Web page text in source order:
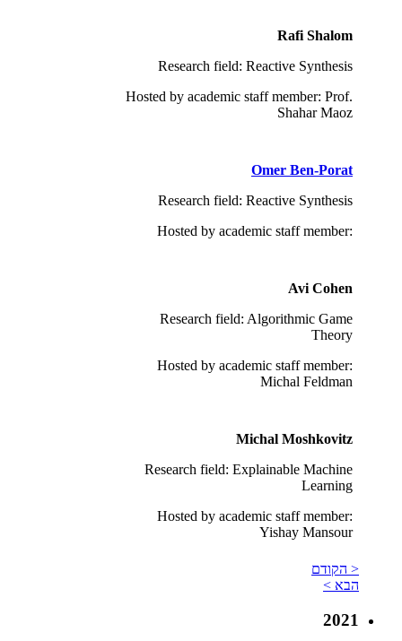
Rafi Shalom
Research field: Reactive Synthesis
Hosted by academic staff member: Prof.
Shahar Maoz
Omer Ben-Porat
Research field: Reactive Synthesis
Hosted by academic staff member:
Avi Cohen
Research field: Algorithmic Game
Theory
Hosted by academic staff member:
Michal Feldman
Michal​ Moshkovitz
Research field: Explainable Machine
Learning
Hosted by academic staff member:
Yishay Mansour
< הקודם
הבא >
2021